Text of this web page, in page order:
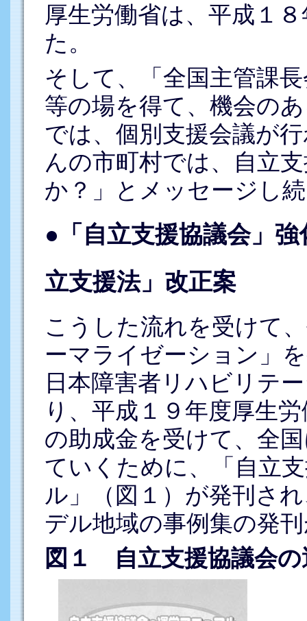
厚生労働省は、平成１
た。
そして、「全国主管課
等の場を得て、機会の
では、個別支援会議が
んの市町村では、自立
か？」とメッセージし
●「自立支援協議会」
立支援法」改正案
こうした流れを受けて
ーマライゼーション」
日本障害者リハビリテ
り、平成１９年度厚生
の助成金を受けて、全
ていくために、「自立
ル」（図１）が発刊さ
デル地域の事例集の発
図１ 自立支援協議会の